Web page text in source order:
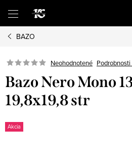
obsah
BAZO
Neohodnotené
Bazo Nero Mono
19,8x19,8 str
Akcia